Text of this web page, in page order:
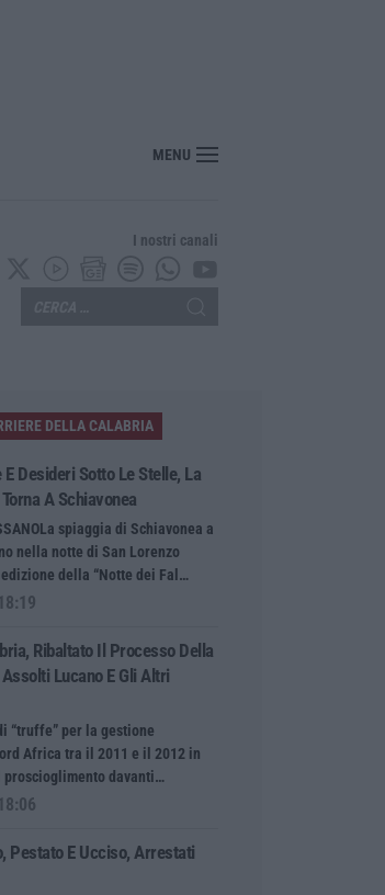
arrestati quattro giovani
MENU
I nostri canali
DELLA CALABRIA
E Desideri Sotto Le Stelle, La
A Schiavonea
spiaggia di Schiavonea a
nella notte di San Lorenzo
della “Notte dei Fal…
Ribaltato Il Processo Della
Lucano E Gli Altri
“truffe” per la gestione
Africa tra il 2011 e il 2012 in
davanti…
Pestato E Ucciso, Arrestati